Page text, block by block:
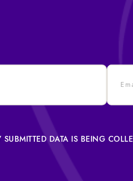
SUBMITTED DATA IS BEING